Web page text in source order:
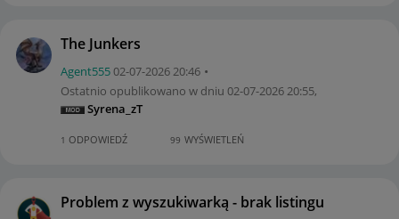
The Junkers
Agent555‎02-07-202620:46
Ostatnio opublikowano w dniu ‎02-07-202620:55,
Syrena_zT
1 ODPOWIEDŹ 99 WYŚWIETLEŃ
Problem z wyszukiwarką - brak listingu